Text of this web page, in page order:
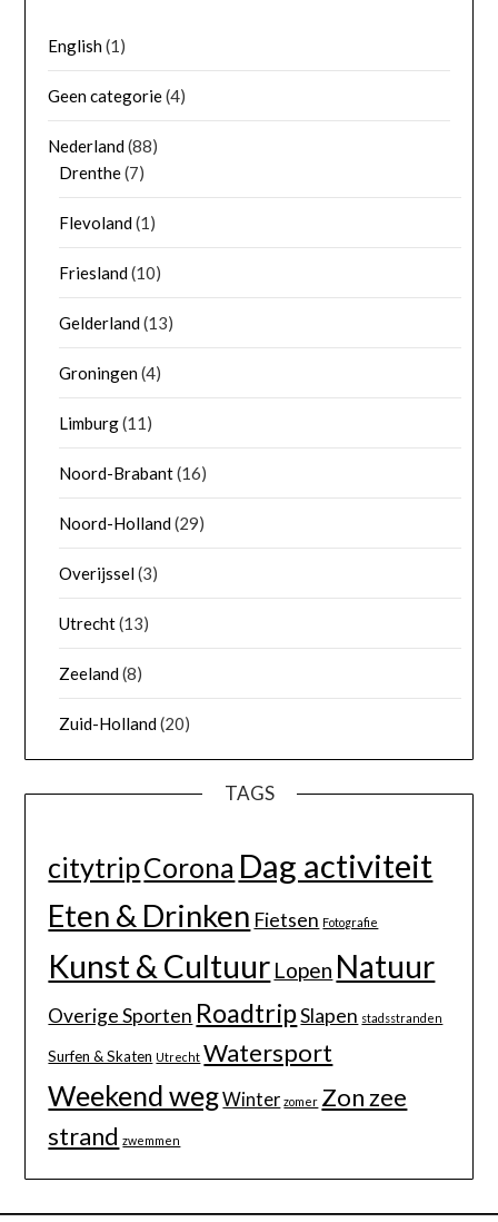
English(1)
Geen categorie(4)
Nederland(88)
Drenthe(7)
Flevoland(1)
Friesland(10)
Gelderland(13)
Groningen(4)
Limburg(11)
Noord-Brabant(16)
Noord-Holland(29)
Overijssel(3)
Utrecht(13)
Zeeland(8)
Zuid-Holland(20)
TAGS
citytripCorona Dag activiteit
Eten & Drinken Fietsen Fotografie
Kunst & Cultuur Lopen Natuur
Overige Sporten RoadtripSlapen stadsstranden
Surfen & Skaten Utrecht Watersport
Weekend wegWinter zomer Zon zee
strand zwemmen